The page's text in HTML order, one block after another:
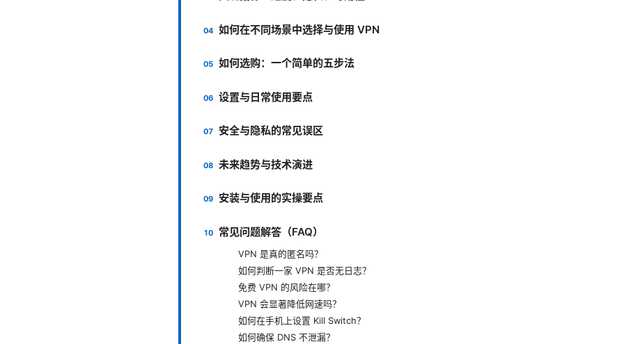
如何在不同场景中选择与使用 VPN
如何选购：一个简单的五步法
设置与日常使用要点
安全与隐私的常见误区
未来趋势与技术演进
安装与使用的实操要点
常见问题解答（FAQ）
VPN 是真的匿名吗？
如何判断一家 VPN 是否无日志？
免费 VPN 的风险在哪？
VPN 会显著降低网速吗？
如何在手机上设置 Kill Switch？
如何确保 DNS 不泄漏？